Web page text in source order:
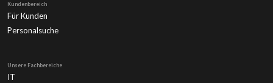
Kundenbereich
Für Kunden
Personalsuche
Unsere Fachbereiche
IT